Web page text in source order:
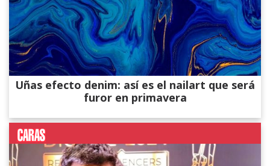
Uñas efecto denim: así es el nailart que será
furor en primavera